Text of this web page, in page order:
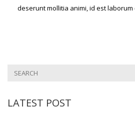
deserunt mollitia animi, id est
LATEST POST